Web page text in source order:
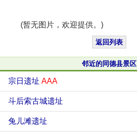
(暂无图片，欢迎提供。)
返回列表
邻近的同德县景区
宗日遗址 AAA
斗后索古城遗址
兔儿滩遗址